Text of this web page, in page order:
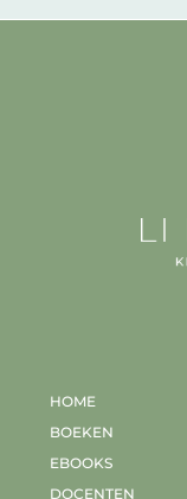
HOME
BOEKEN
EBOOKS
DOCENTEN